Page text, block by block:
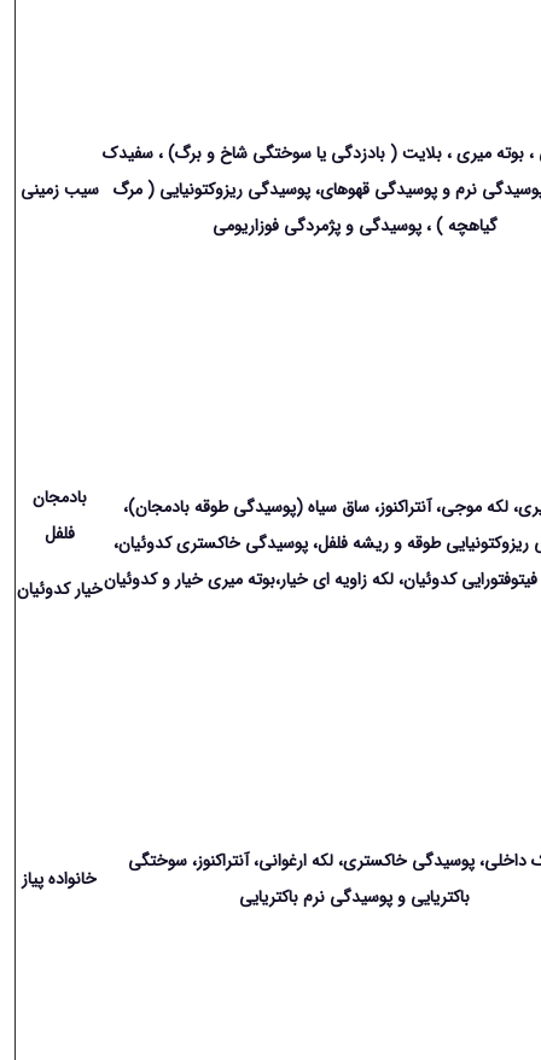
بوته میری ، بلایت ( بادزدگی یا سوختگی شاخ و برگ) ، سفیدک
نرم و پوسیدگی قهوهای، پوسیدگی ریزوکتونیایی ( مرگ
گیاهچه ) ، پوسیدگی و پژمردگی فوزاریومی
سیب زمینی
لکه موجی، آنتراکنوز، ساق سیاه (پوسیدگی طوقه بادمجان)،
ریزوکتونیایی طوقه و ریشه فلفل، پوسیدگی خاکستری کدوئیان،
کدوئیان،لکه زاویه ای خیار،بوته میری خیار و کدوئیان
بادمجان
فلفل
خیار کدوئیان
پوسیدگی خاکستری، لکه ارغوانی، آنتراکنوز، سوختگی
باکتریایی و پوسیدگی نرم باکتریایی
خانواده پیاز